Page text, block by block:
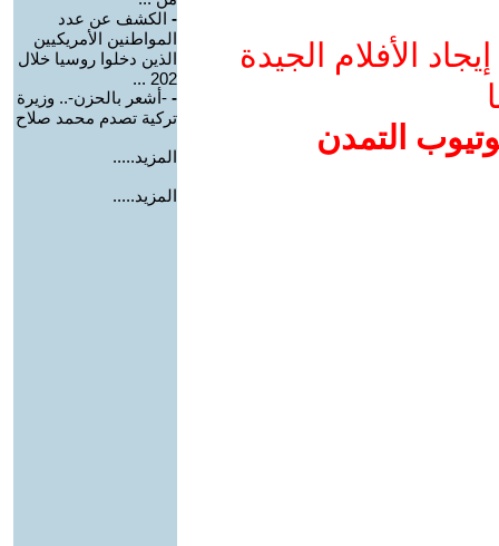
الأفلام الجيدة
التمدن
- الكشف عن عدد
المواطنين الأمريكيين
الذين دخلوا روسيا خلال
202 ...
- -أشعر بالحزن-.. وزيرة
تركية تصدم محمد صلاح
المزيد.....
المزيد.....